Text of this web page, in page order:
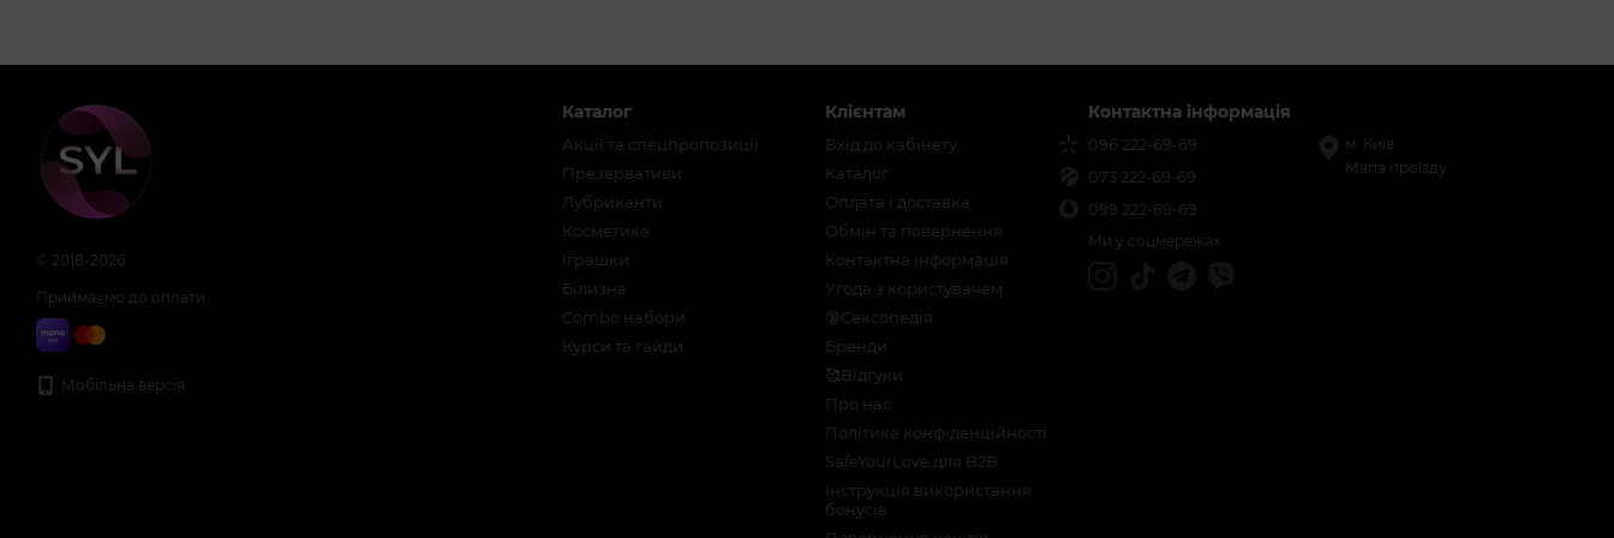
© 2018-2026
Приймаємо до оплати
Мобільна версія
Каталог
Акції та спецпропозиції
Презервативи
Лубриканти
Косметика
Іграшки
Білизна
Combo набори
Курси та гайди
Клієнтам
Вхід до кабінету
Каталог
Оплата і доставка
Обмін та повернення
Контактна інформація
Угода з користувачем
🔞Сексопедія
Бренди
🥰Відгуки
Про нас
Політика конфіденційності
SafeYourLove для B2B
Інструкція використання
бонусів
Контактна інформація
096 222-69-69
073 222-69-69
099 222-69-69
м. Київ
Мапа проїзду
Ми у соцмережах